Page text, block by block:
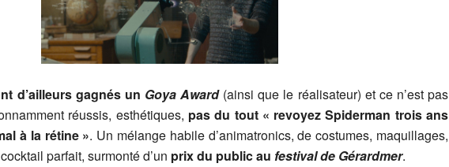
d’ailleurs gagnés un Goya Award(ainsi que le réalisateur) et ce n’est pas
réussis, esthétiques, pas du tout « revoyez Spiderman trois ans
à la rétine ». Un mélange habile d’animatronics, de costumes, maquillages,
parfait, surmonté d’un prix du public au festival de Gérardmer.